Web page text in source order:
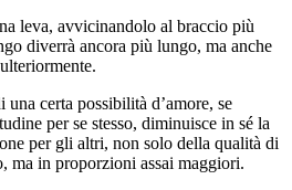
leva, avvicinandolo al braccio più
diverrà ancora più lungo, ma anche
certa possibilità d’amore, se
per se stesso, diminuisce in sé la
per gli altri, non solo della qualità di
ma in proporzioni assai maggiori.